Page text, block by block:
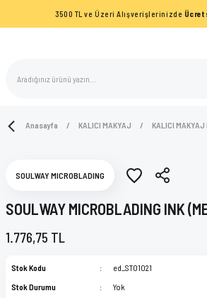
3500 TL ve Üzeri Alışverişlerinizde
Anasayfa KALICI MAKYAJ KALICI MAKYAJ
SOULWAY MICROBLADING
SOULWAY MICROBLADING INK
1.776,75 TL
Stok Kodu
ed_ST01021
Stok Durumu
Yok